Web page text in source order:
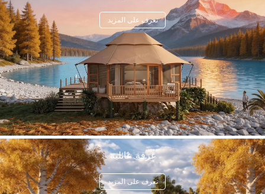
تعرف على المزيد
غرفة عائلية
تعرف على المزيد